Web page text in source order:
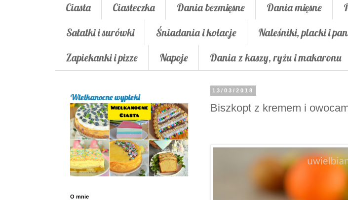
Ciasta Ciasteczka Dania bezmięsne Dania mięsne
Sałatki i surówki
Śniadania i kolacje Naleśniki, placki i
Zapiekanki i pizze
Napoje Dania z kaszy, ryżu i makaronu
13/03/2018
Biszkopt z kremem i
Wielkanocne wypieki
O mnie